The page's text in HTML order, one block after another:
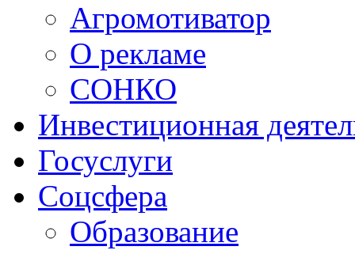
Агромотиватор
О рекламе
СОНКО
Инвестиционная
Госуслуги
Соцсфера
Образование